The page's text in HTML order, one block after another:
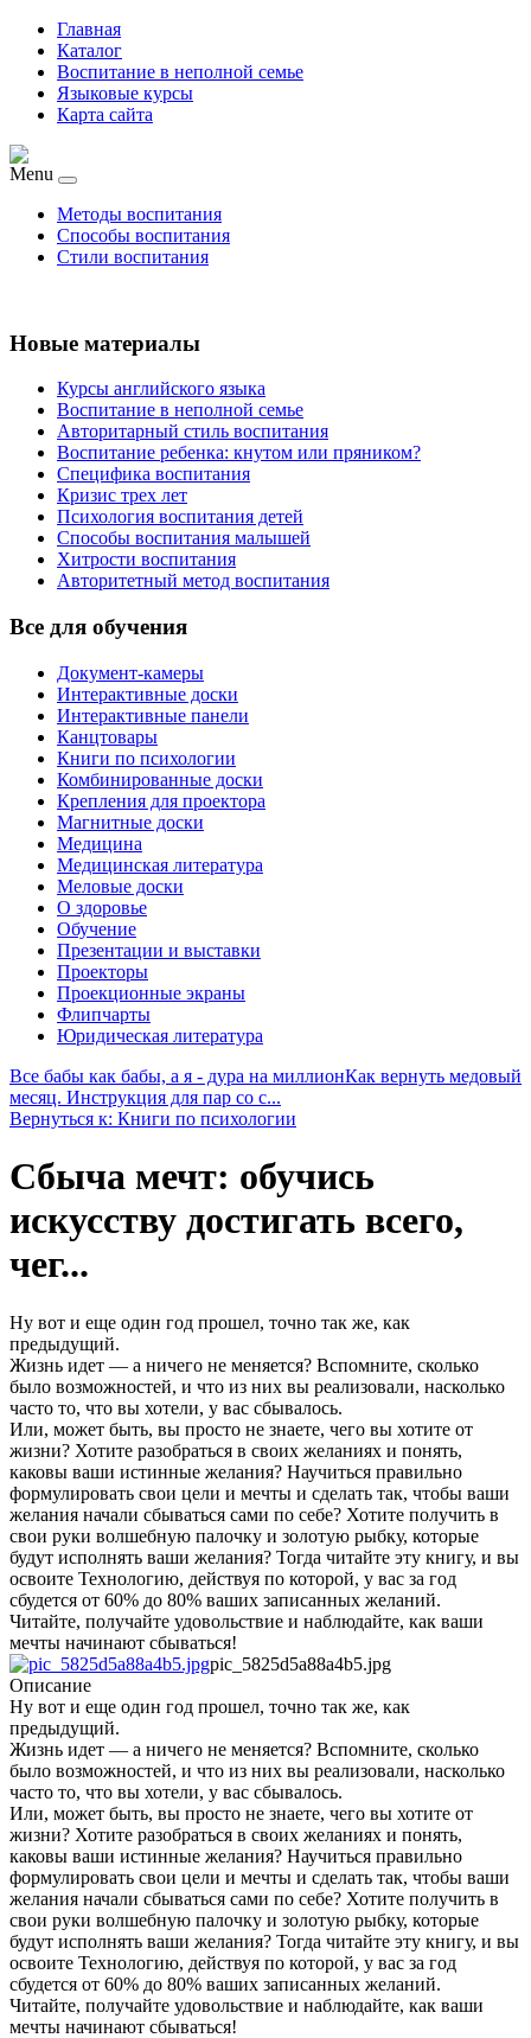
Главная
Каталог
Воспитание в неполной семье
Языковые курсы
Карта сайта
Menu
Методы воспитания
Способы воспитания
Стили воспитания
Новые материалы
Курсы английского языка
Воспитание в неполной семье
Авторитарный стиль воспитания
Воспитание ребенка: кнутом или пряником?
Специфика воспитания
Кризис трех лет
Психология воспитания детей
Способы воспитания малышей
Хитрости воспитания
Авторитетный метод воспитания
Все для обучения
Документ-камеры
Интерактивные доски
Интерактивные панели
Канцтовары
Книги по психологии
Комбинированные доски
Крепления для проектора
Магнитные доски
Медицина
Медицинская литература
Меловые доски
О здоровье
Обучение
Презентации и выставки
Проекторы
Проекционные экраны
Флипчарты
Юридическая литература
Все бабы как бабы, а я - дура на миллионКак вернуть медовый
месяц. Инструкция для пар со с...
Вернуться к: Книги по психологии
Сбыча мечт: обучись
искусству достигать всего,
чег...
Ну вот и еще один год прошел, точно так же, как
предыдущий.
Жизнь идет — а ничего не меняется? Вспомните, сколько
было возможностей, и что из них вы реализовали, насколько
часто то, что вы хотели, у вас сбывалось.
Или, может быть, вы просто не знаете, чего вы хотите от
жизни? Хотите разобраться в своих желаниях и понять,
каковы ваши истинные желания? Научиться правильно
формулировать свои цели и мечты и сделать так, чтобы ваши
желания начали сбываться сами по себе? Хотите получить в
свои руки волшебную палочку и золотую рыбку, которые
будут исполнять ваши желания? Тогда читайте эту книгу, и вы
освоите Технологию, действуя по которой, у вас за год
сбудется от 60% до 80% ваших записанных желаний.
Читайте, получайте удовольствие и наблюдайте, как ваши
мечты начинают сбываться!
pic_5825d5a88a4b5.jpg
Описание
Ну вот и еще один год прошел, точно так же, как
предыдущий.
Жизнь идет — а ничего не меняется? Вспомните, сколько
было возможностей, и что из них вы реализовали, насколько
часто то, что вы хотели, у вас сбывалось.
Или, может быть, вы просто не знаете, чего вы хотите от
жизни? Хотите разобраться в своих желаниях и понять,
каковы ваши истинные желания? Научиться правильно
формулировать свои цели и мечты и сделать так, чтобы ваши
желания начали сбываться сами по себе? Хотите получить в
свои руки волшебную палочку и золотую рыбку, которые
будут исполнять ваши желания? Тогда читайте эту книгу, и вы
освоите Технологию, действуя по которой, у вас за год
сбудется от 60% до 80% ваших записанных желаний.
Читайте, получайте удовольствие и наблюдайте, как ваши
мечты начинают сбываться!